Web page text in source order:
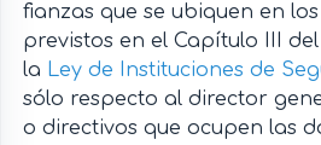
fianzas que se ubiquen en
previstos en el Capítulo III
la Ley de Instituciones de
sólo respecto al director
o directivos que ocupen las